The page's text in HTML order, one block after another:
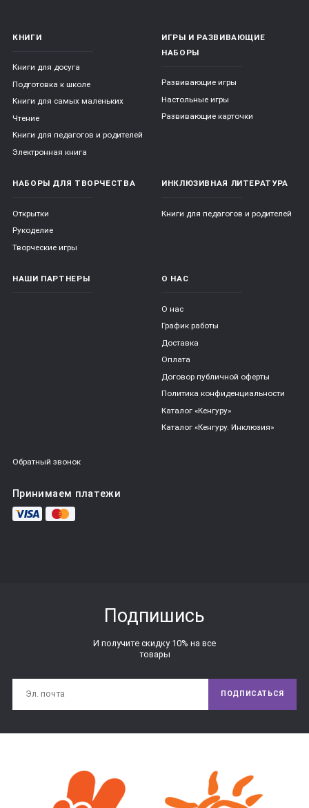
КНИГИ
Книги для досуга
Подготовка к школе
Книги для самых маленьких
Чтение
Книги для педагогов и родителей
Электронная книга
ИГРЫ И РАЗВИВАЮЩИЕ
НАБОРЫ
Развивающие игры
Настольные игры
Развивающие карточки
НАБОРЫ ДЛЯ ТВОРЧЕСТВА
Открытки
Рукоделие
Творческие игры
ИНКЛЮЗИВНАЯ ЛИТЕРАТУРА
Книги для педагогов и родителей
НАШИ ПАРТНЕРЫ О НАС
О нас
График работы
Доставка
Оплата
Договор публичной оферты
Политика конфиденциальности
Каталог «Кенгуру»
Каталог «Кенгуру. Инклюзия»
Обратный звонок
Принимаем платежи
Подпишись
И получите скидку 10% на все
товары
ПОДПИСАТЬСЯ